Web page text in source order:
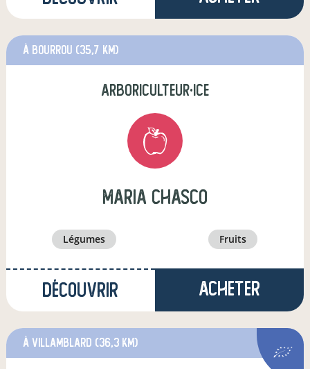
à bourrou (35,7 km)
arboriculteur·ice
Maria CHASCO
légumes fruits
Découvrir Acheter
à Villamblard (36,3 km)